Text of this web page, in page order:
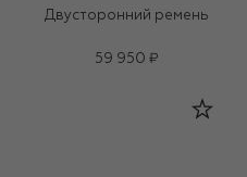
Двусторонний ремень
59 950 ₽